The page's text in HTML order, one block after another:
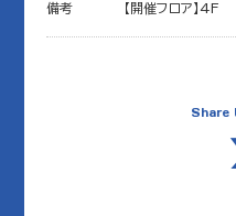
備考 【開催フロア】4F
Share